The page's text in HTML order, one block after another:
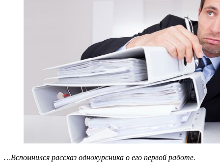
…Вспомнился рассказ однокурсника о его первой работе.